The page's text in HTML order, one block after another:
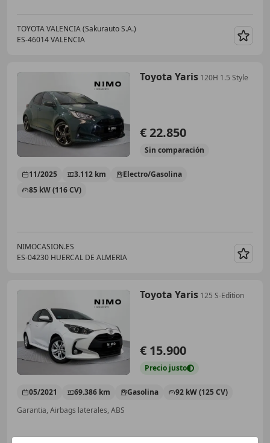
TOYOTA VALENCIA (Sakurauto S.A.)
ES-46014 VALENCIA
Toyota Yaris 120H 1.5 Style
€ 22.850
Sin comparación
11/2025 3.112 km
Electro/Gasolina
85 kW (116 CV)
NIMOCASION.ES
ES-04230 HUERCAL DE ALMERIA
Toyota Yaris 125 S-Edition
€ 15.900
Precio justo
05/2021 69.386 km Gasolina
92 kW (125 CV)
Garantia, Airbags laterales, ABS